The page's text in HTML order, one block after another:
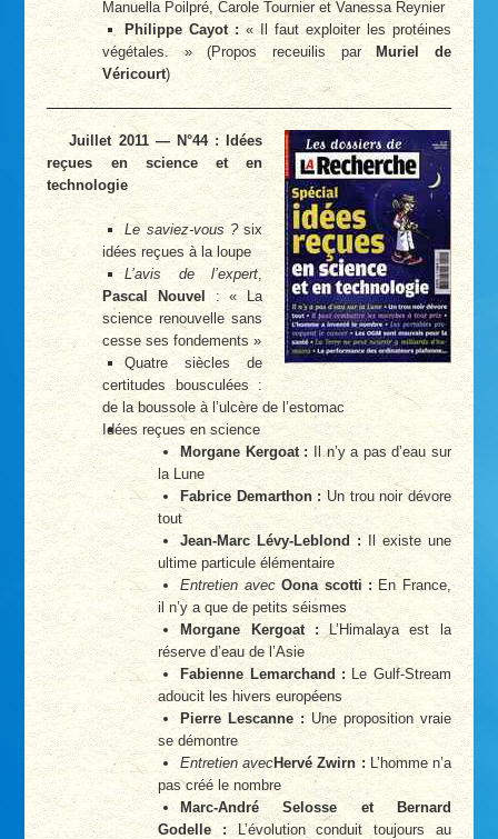
Manuella Poilpré, Carole Tournier et Vanessa Reynier
Philippe Cayot : « Il faut exploiter les protéines
végétales. » (Propos receuilis par
Muriel de
Véricourt)
Juillet 2011 — N°44 : Idées
reçues en science et en
technologie
Le saviez-vous ?six
idées reçues à la loupe
L’avis de l’expert,
Pascal Nouvel : « La
science renouvelle sans
cesse ses fondements »
Quatre siècles de
certitudes bousculées :
de la boussole à l’ulcère de l’estomac
Idées reçues en science
Morgane Kergoat : Il n’y a pas d’eau sur
la Lune
Fabrice Demarthon : Un trou noir dévore
tout
Jean-Marc Lévy-Leblond : Il existe une
ultime particule élémentaire
Entretien avec Oona scotti :En France,
il n’y a que de petits séismes
Morgane Kergoat :L’Himalaya est la
réserve d’eau de l’Asie
Fabienne Lemarchand :Le Gulf-Stream
adoucit les hivers européens
Pierre Lescanne : Une proposition vraie
se démontre
Entretien avecHervé Zwirn : L’homme n’a
pas créé le nombre
Marc-André Selosse et Bernard
Godelle : L’évolution conduit toujours au